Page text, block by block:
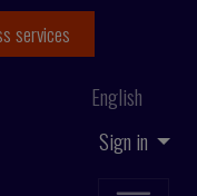
Sign in
English
services